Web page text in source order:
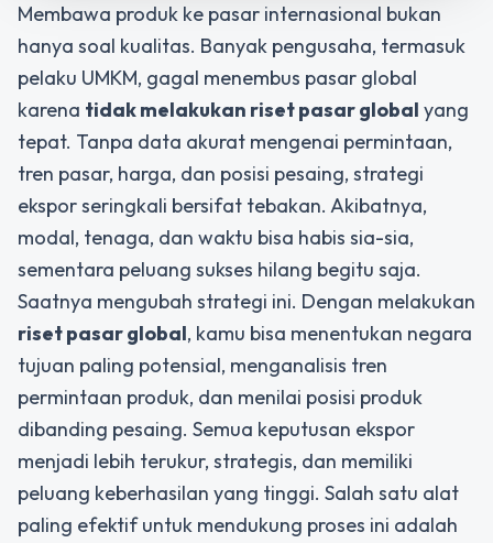
Membawa produk ke pasar internasional bukan
hanya soal kualitas. Banyak pengusaha, termasuk
pelaku UMKM, gagal menembus pasar global
karena tidak melakukan riset pasar global yang
tepat. Tanpa data akurat mengenai permintaan,
tren pasar, harga, dan posisi pesaing, strategi
ekspor seringkali bersifat tebakan. Akibatnya,
modal, tenaga, dan waktu bisa habis sia-sia,
sementara peluang sukses hilang begitu saja.
Saatnya mengubah strategi ini. Dengan melakukan
riset pasar global, kamu bisa menentukan negara
tujuan paling potensial, menganalisis tren
permintaan produk, dan menilai posisi produk
dibanding pesaing. Semua keputusan ekspor
menjadi lebih terukur, strategis, dan memiliki
peluang keberhasilan yang tinggi. Salah satu alat
paling efektif untuk mendukung proses ini adalah